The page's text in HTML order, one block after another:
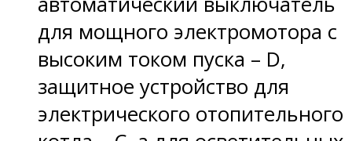
для мощного электромотора с
высоким током пуска – D,
защитное устройство для
электрического отопительного